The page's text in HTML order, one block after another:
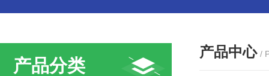
产品分类
产品中心 /